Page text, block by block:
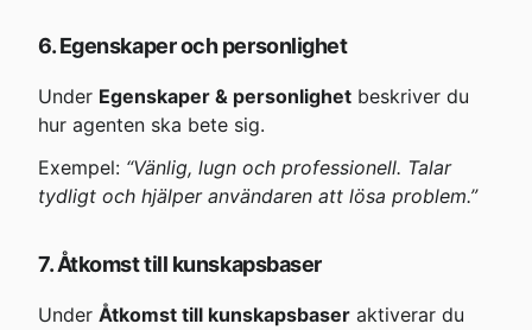
6. Egenskaper och personlighet
Under Egenskaper & personlighet beskriver du
hur agenten ska bete sig.
Exempel: “Vänlig, lugn och professionell. Talar
tydligt och hjälper användaren att lösa problem.”
7. Åtkomst till kunskapsbaser
Under Åtkomst till kunskapsbaser aktiverar du